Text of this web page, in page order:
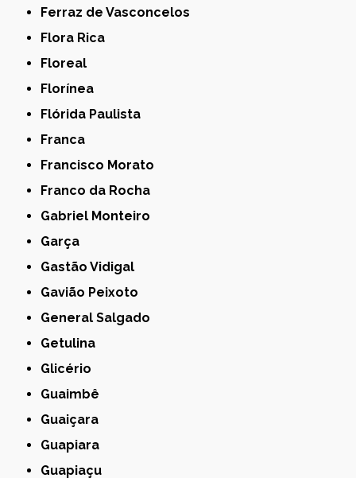
Ferraz de Vasconcelos
Flora Rica
Floreal
Florínea
Flórida Paulista
Franca
Francisco Morato
Franco da Rocha
Gabriel Monteiro
Garça
Gastão Vidigal
Gavião Peixoto
General Salgado
Getulina
Glicério
Guaimbê
Guaiçara
Guapiara
Guapiaçu